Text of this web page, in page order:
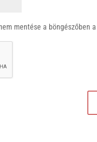
mentése a böngészőben